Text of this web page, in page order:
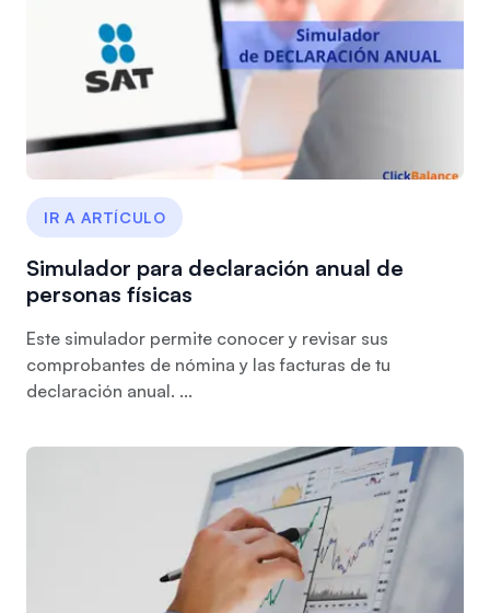
IR A ARTÍCULO
Simulador para declaración anual de
personas físicas
Este simulador permite conocer y revisar sus
comprobantes de nómina y las facturas de tu
declaración anual. ...